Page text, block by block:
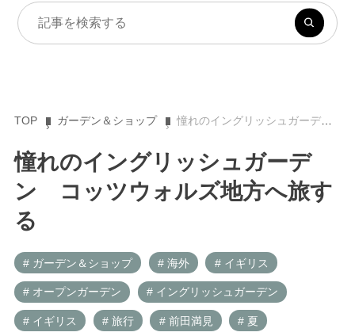
TOP ガーデン＆ショップ 憧れのイングリッシュガーデン コッツウォルズ地方へ旅する
憧れのイングリッシュガーデ
ン コッツウォルズ地方へ旅す
る
# ガーデン＆ショップ # 海外 # イギリス
# オープンガーデン # イングリッシュガーデン
# イギリス # 旅行 # 前田満見 # 夏